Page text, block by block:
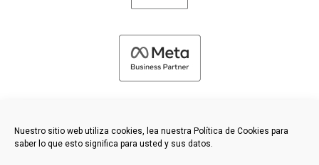
Nuestro sitio web utiliza cookies, lea nuestra Política de Cookies para
saber lo que esto significa para usted y sus datos.